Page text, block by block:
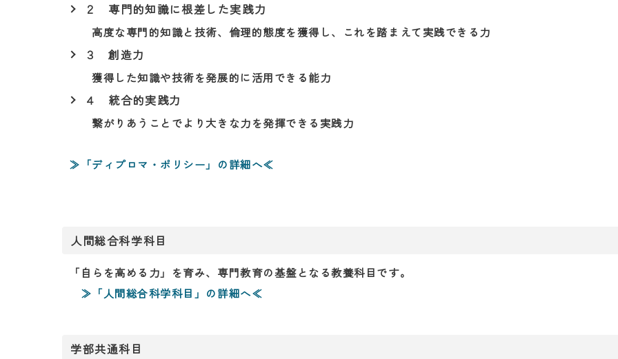
２ 専門的知識に根差した実践力
高度な専門的知識と技術、倫理的態度を獲得し、これを踏まえて実践できる力
３ 創造力
獲得した知識や技術を発展的に活用できる能力
４ 統合的実践力
繋がりあうことでより大きな力を発揮できる実践力
≫「ディプロマ・ポリシー」の詳細へ≪
人間総合科学科目
「自らを高める力」を育み、専門教育の基盤となる教養科目です。
≫「人間総合科学科目」の詳細へ≪
学部共通科目